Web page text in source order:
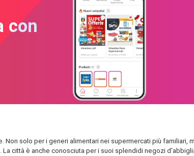
con
solo per i generi alimentari nei supermercati più familiari,
città è anche conosciuta per i suoi splendidi negozi